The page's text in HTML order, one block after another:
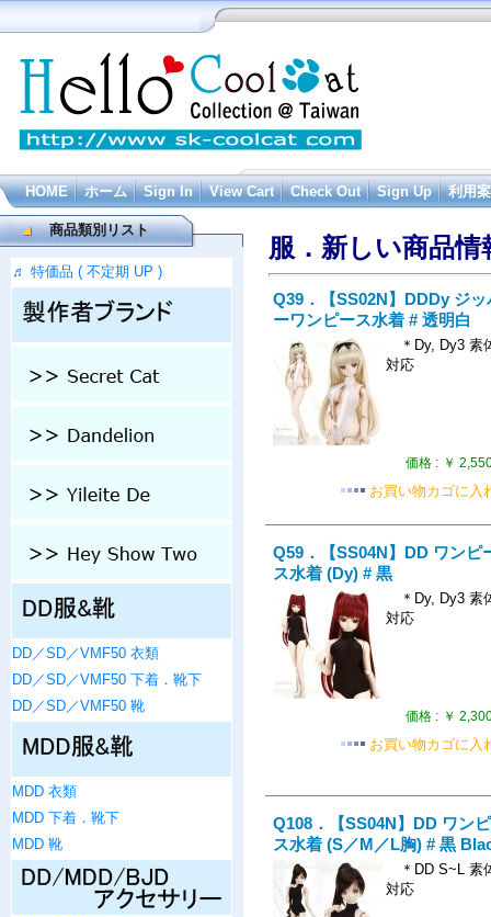
HOME ホーム Sign In View Cart Check Out Sign Up 利用
商品類別リスト
♬ 特価品 ( 不定期 UP )
DD／SD／VMF50 衣類
DD／SD／VMF50 下着．靴下
DD／SD／VMF50 靴
MDD 衣類
MDD 下着．靴下
MDD 靴
服．新しい商品情
Q39．【SS02N】DDDy ジッ
ーワンピース水着 # 透明白
＊Dy, Dy3 素
対応
価格 : ￥
お買い物カゴに入
Q59．【SS04N】DD ワンピ
ス水着 (Dy) # 黒
＊Dy, Dy3 素
対応
価格 : ￥
お買い物カゴに入
Q108．【SS04N】DD ワン
ス水着 (S／M／L胸) # 黒
＊DD S~L 素
対応